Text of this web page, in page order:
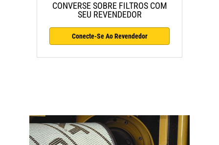
CONVERSE SOBRE FILTROS COM
SEU REVENDEDOR
Conecte-Se Ao Revendedor